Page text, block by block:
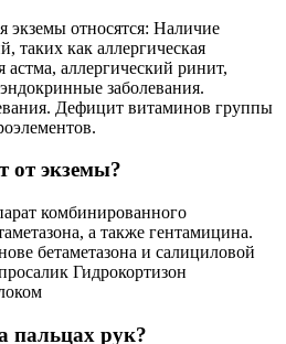
экземы относятся: Наличие
таких как аллергическая
аллергический ринит,
заболевания.
Дефицит витаминов группы
от экземы?
комбинированного
а также гентамицина.
бетаметазона и салициловой
Гидрокортизон
пальцах рук?